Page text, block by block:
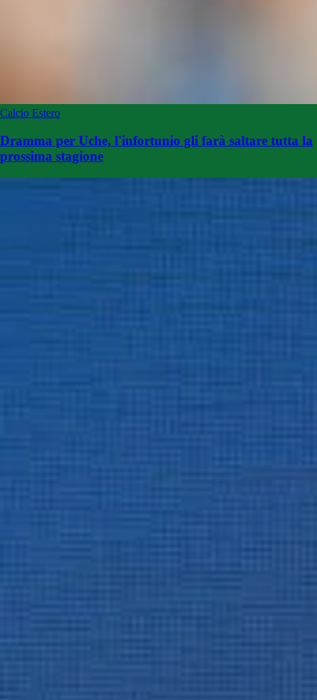
Calcio Estero
Dramma per Uche, l'infortunio gli farà saltare tutta la
prossima stagione